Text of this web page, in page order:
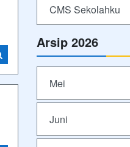
CMS Sekolahku
Arsip 2026
Mei
Juni